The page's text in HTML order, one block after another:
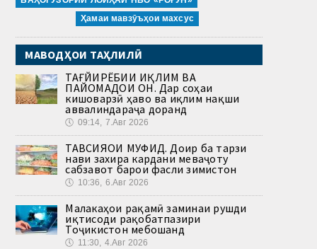
Ҳамаи мавзӯъҳои махсус
МАВОДҲОИ ТАҲЛИЛӢ
ТАҒЙИРЁБИИ ИҚЛИМ ВА
ПАЙОМАДҲОИ ОН. Дар соҳаи
кишоварзӣ ҳаво ва иқлим нақши
аввалиндараҷа доранд
🕔 09:14, 7.Авг 2026
ТАВСИЯҲОИ МУФИД. Доир ба тарзи
нави захира кардани меваҷоту
сабзавот барои фасли зимистон
🕔 10:36, 6.Авг 2026
Малакаҳои рақамӣ заминаи рушди
иқтисоди рақобатпазири
Тоҷикистон мебошанд
🕔 11:30, 4.Авг 2026